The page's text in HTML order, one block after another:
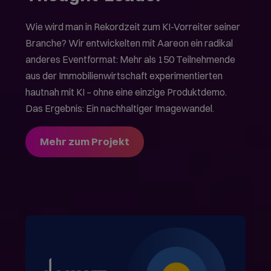
Wie wird man in Rekordzeit zum KI-Vorreiter seiner
Branche? Wir entwickelten mit Aareon ein radikal
anderes Eventformat: Mehr als 150 Teilnehmende
aus der Immobilienwirtschaft experimentierten
hautnah mit KI – ohne eine einzige Produktdemo.
Das Ergebnis: Ein nachhaltiger Imagewandel.
Mehr zum Projekt